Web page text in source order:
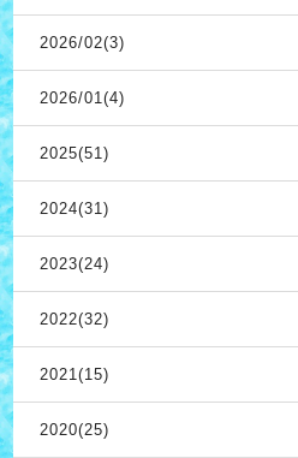
2026/02(3)
2026/01(4)
2025(51)
2024(31)
2023(24)
2022(32)
2021(15)
2020(25)